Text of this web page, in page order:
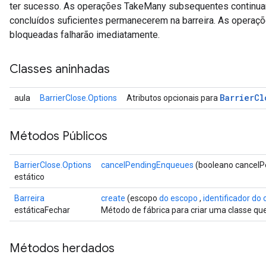
ter sucesso. As operações TakeMany subsequentes
concluídos suficientes permanecerem na barreira. As
bloqueadas falharão imediatamente.
Classes aninhadas
aula BarrierClose.Options Atributos opcionais para Barrier
Métodos Públicos
BarrierClose.Options
estático
cancelPendingEnqueues (booleano
Barreira
estáticaFechar
create (escopo do escopo , identificador do
Método de fábrica para criar uma classe
Métodos herdados